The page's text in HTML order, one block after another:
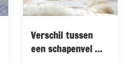
Verschil tussen
een schapenvel en